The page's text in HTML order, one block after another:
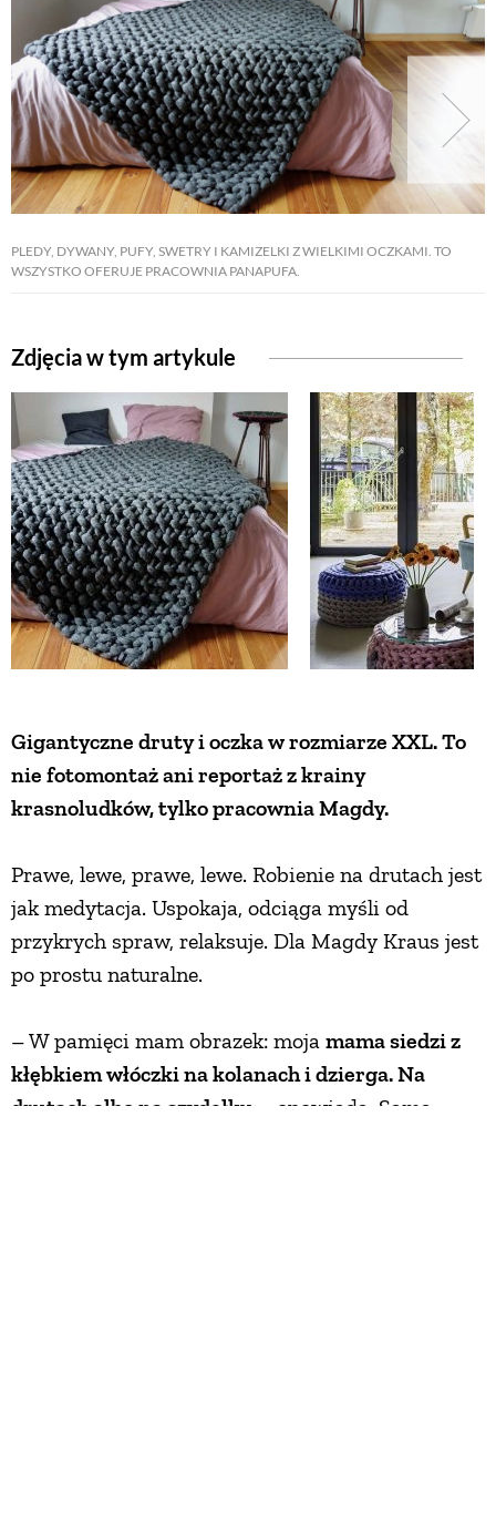
PLEDY, DYWANY, PUFY, SWETRY I KAMIZELKI Z WIELKIMI OCZKAMI. TO
WSZYSTKO OFERUJE PRACOWNIA PANAPUFA.
Zdjęcia w tym artykule
Gigantyczne druty i oczka w rozmiarze XXL. To
nie fotomontaż ani reportaż z krainy
krasnoludków, tylko pracownia Magdy.
Prawe, lewe, prawe, lewe. Robienie na drutach jest
jak medytacja. Uspokaja, odciąga myśli od
przykrych spraw, relaksuje. Dla Magdy Kraus jest
po prostu naturalne.
– W pamięci mam obrazek: moja mama siedzi z
kłębkiem włóczki na kolanach i dzierga. Na
drutach albo na szydełku
– opowiada. Sama